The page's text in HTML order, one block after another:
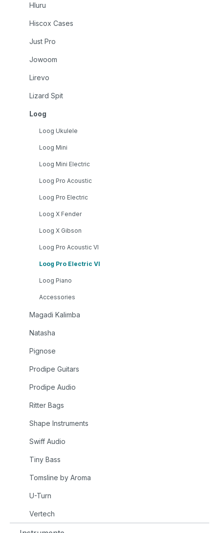
Hluru
Hiscox Cases
Just Pro
Jowoom
Lirevo
Lizard Spit
Loog
Loog Ukulele
Loog Mini
Loog Mini Electric
Loog Pro Acoustic
Loog Pro Electric
Loog X Fender
Loog X Gibson
Loog Pro Acoustic VI
Loog Pro Electric VI
Loog Piano
Accessories
Magadi Kalimba
Natasha
Pignose
Prodipe Guitars
Prodipe Audio
Ritter Bags
Shape Instruments
Swiff Audio
Tiny Bass
Tomsline by Aroma
U-Turn
Vertech